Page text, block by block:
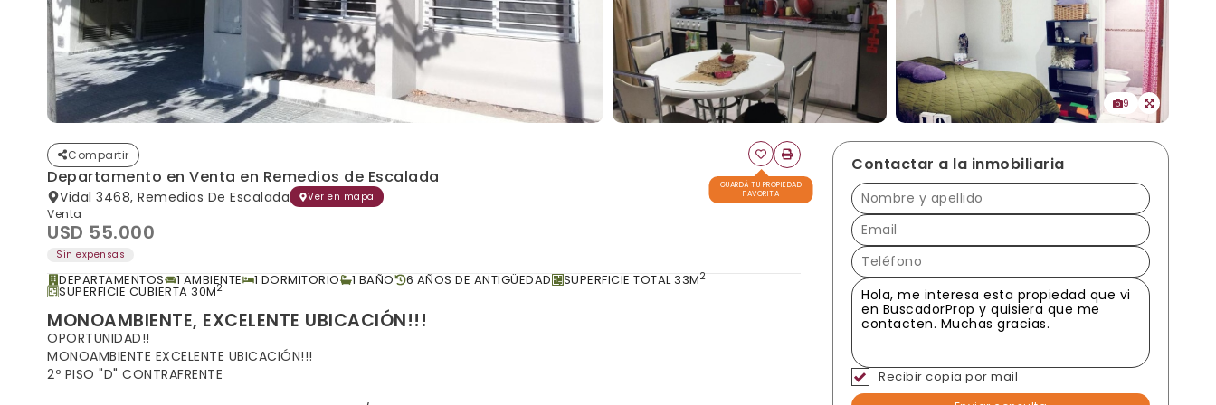
9
Compartir
GUARDÁ TU PROPIEDAD
FAVORITA
Departamento en Venta en Remedios de Escalada
Vidal 3468, Remedios De Escalada Ver en mapa
Venta
USD 55.000
Sin expensas
DEPARTAMENTOS 1 AMBIENTE 1 DORMITORIO 1 BAÑO 6 AÑOS DE ANTIGÜEDAD SUPERFICIE TOTAL 33M2
SUPERFICIE CUBIERTA 30M2
MONOAMBIENTE, EXCELENTE UBICACIÓN!!!
OPORTUNIDAD!!
MONOAMBIENTE EXCELENTE UBICACIÓN!!!
2º PISO "D" CONTRAFRENTE
Contactar a la inmobiliaria
Recibir copia por mail